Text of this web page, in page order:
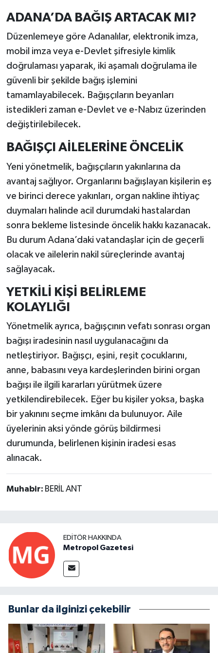
ADANA’DA BAĞIŞ ARTACAK MI?
Düzenlemeye göre Adanalılar, elektronik imza,
mobil imza veya e-Devlet şifresiyle kimlik
doğrulaması yaparak, iki aşamalı doğrulama ile
güvenli bir şekilde bağış işlemini
tamamlayabilecek. Bağışçıların beyanları
istedikleri zaman e-Devlet ve e-Nabız üzerinden
değiştirilebilecek.
BAĞIŞÇI AİLELERİNE ÖNCELİK
Yeni yönetmelik, bağışçıların yakınlarına da
avantaj sağlıyor. Organlarını bağışlayan kişilerin eş
ve birinci derece yakınları, organ nakline ihtiyaç
duymaları halinde acil durumdaki hastalardan
sonra bekleme listesinde öncelik hakkı kazanacak.
Bu durum Adana’daki vatandaşlar için de geçerli
olacak ve ailelerin nakil süreçlerinde avantaj
sağlayacak.
YETKİLİ KİŞİ BELİRLEME
KOLAYLIĞI
Yönetmelik ayrıca, bağışçının vefatı sonrası organ
bağışı iradesinin nasıl uygulanacağını da
netleştiriyor. Bağışçı, eşini, reşit çocuklarını,
anne, babasını veya kardeşlerinden birini organ
bağışı ile ilgili kararları yürütmek üzere
yetkilendirebilecek. Eğer bu kişiler yoksa, başka
bir yakınını seçme imkânı da bulunuyor. Aile
üyelerinin aksi yönde görüş bildirmesi
durumunda, belirlenen kişinin iradesi esas
alınacak.
Muhabir: BERİL ANT
EDITÖR HAKKINDA
Metropol Gazetesi
Bunlar da ilginizi çekebilir